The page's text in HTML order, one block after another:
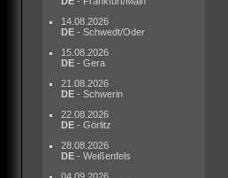
14.08.2026
DE - Schwedt/Oder
15.08.2026
DE - Gera
21.08.2026
DE - Schwerin
22.08.2026
DE - Görlitz
28.08.2026
DE - Weißenfels